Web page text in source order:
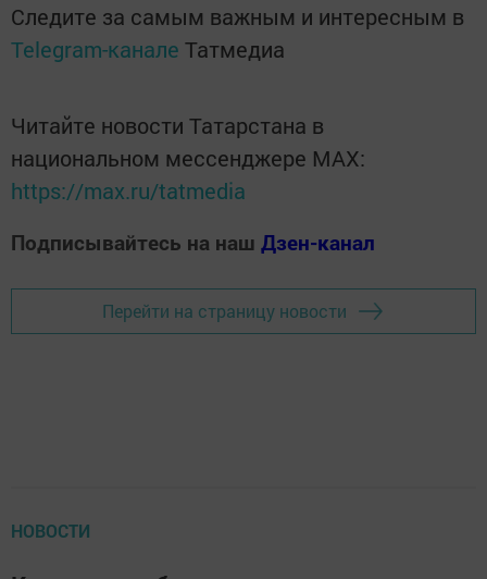
Следите за самым важным и интересным в
Telegram-канале Татмедиа
Читайте новости Татарстана в
национальном мессенджере MАХ:
https://max.ru/tatmedia
Подписывайтесь на наш Дзен-канал
Перейти на страницу новости
НОВОСТИ